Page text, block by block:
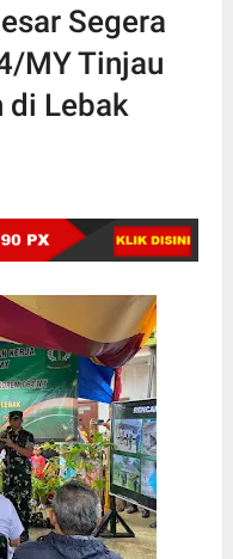
Segera
MY Tinjau
di Lebak